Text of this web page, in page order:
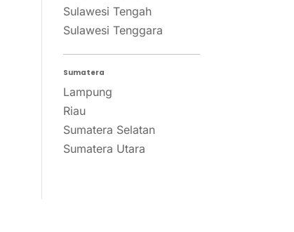
Sulawesi Tengah
Sulawesi Tenggara
Sumatera
Lampung
Riau
Sumatera Selatan
Sumatera Utara